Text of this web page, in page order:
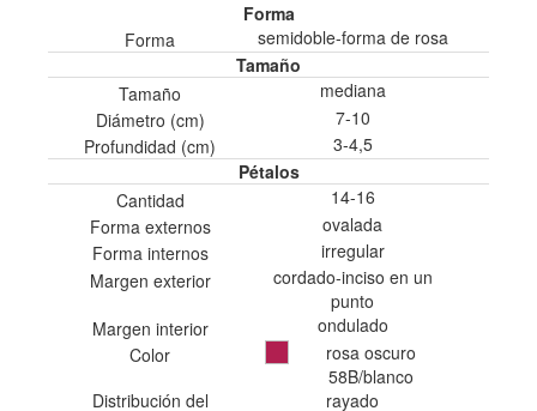
Forma
Forma
semidoble-forma de rosa
Tamaño
Tamaño
mediana
Diámetro (cm)
7-10
Profundidad (cm)
3-4,5
Pétalos
Cantidad
14-16
Forma externos
ovalada
Forma internos
irregular
Margen exterior
cordado-inciso en un
punto
Margen interior
ondulado
Color
rosa oscuro
58B/blanco
Distribución del
rayado